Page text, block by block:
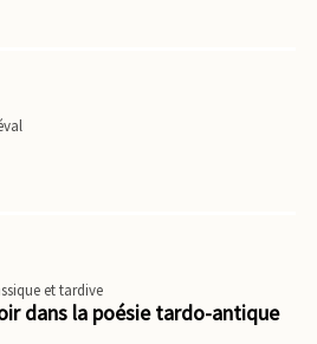
et tardive
dans la poésie tardo-antique